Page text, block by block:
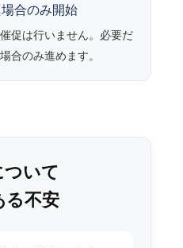
合のみ開始
促は行いません。必要だ
合のみ進めます。
ついて
る不安